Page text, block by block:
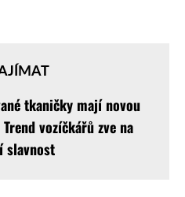
tkaničky mají novou
vozíčkářů zve na
slavnost